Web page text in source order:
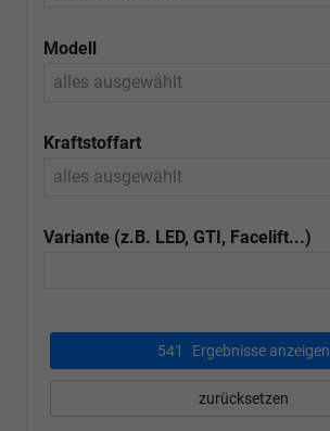
Modell
alles ausgewählt
Kraftstoffart
alles ausgewählt
Variante (z.B. LED, GTI, Facelift...)
541 Ergebnisse anzeigen
zurücksetzen